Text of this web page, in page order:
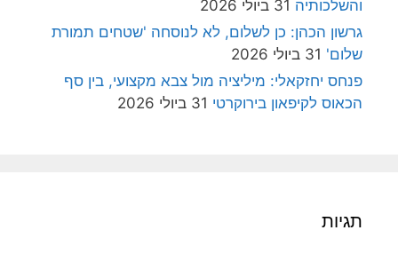
והשלכותיה 31 ביולי 2026
גרשון הכהן: כן לשלום, לא לנוסחה 'שטחים תמורת
שלום' 31 ביולי 2026
פנחס יחזקאלי: מיליציה מול צבא מקצועי, בין סף
הכאוס לקיפאון בירוקרטי 31 ביולי 2026
תגיות